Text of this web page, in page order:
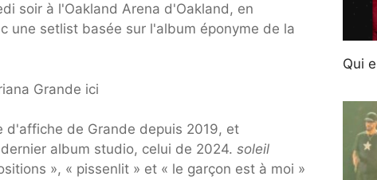
soir à l'Oakland Arena d'Oakland, en
une setlist basée sur l'album éponyme de la
Grande ici
de Grande depuis 2019, et
album studio, celui de 2024. soleil
», « pissenlit » et « le garçon est à moi »
Qui